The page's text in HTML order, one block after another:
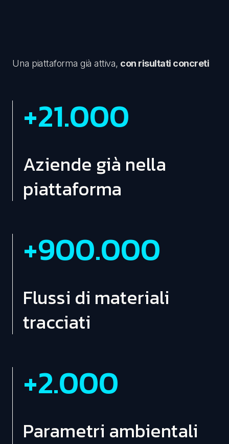
Una piattaforma già attiva, con risultati concreti
+21.000
Aziende già nella
piattaforma
+900.000
Flussi di materiali
tracciati
+2.000
Parametri ambientali